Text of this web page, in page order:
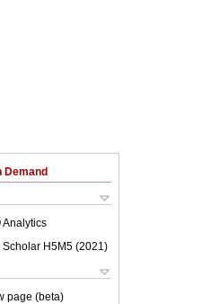
Demand
Analytics
Scholar H5M5 (2021 )
page (beta)